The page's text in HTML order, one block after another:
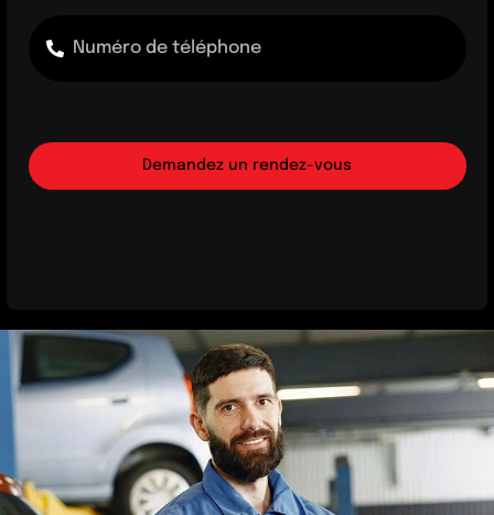
Demandez un rendez-vous